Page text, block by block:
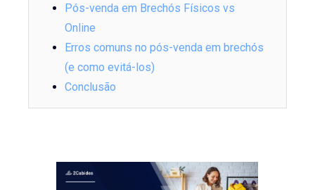
Pós-venda em Brechós Físicos vs
Online
Erros comuns no pós-venda em brechós
(e como evitá-los)
Conclusão